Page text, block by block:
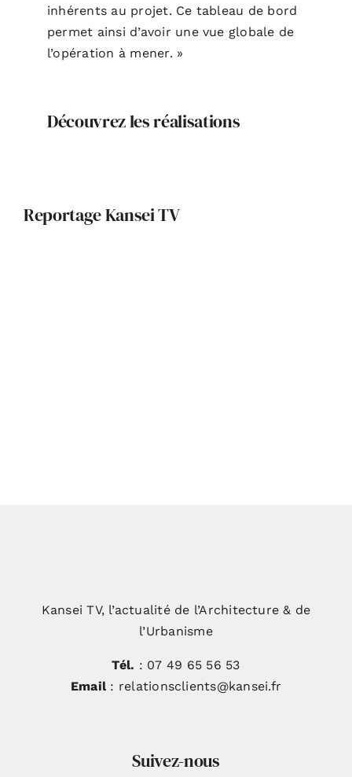
inhérents au projet. Ce tableau de bord
permet ainsi d’avoir une vue globale de
l’opération à mener. »
Découvrez les réalisations
Reportage Kansei TV
Kansei TV, l’actualité de l’Architecture & de
l’Urbanisme
Tél. : 07 49 65 56 53
Email: relationsclients@kansei.fr
Suivez-nous